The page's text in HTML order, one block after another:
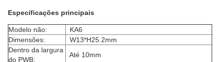
Especificações principais
Modelo não:
KA6
Dimensões:
W13*H25.2mm
Dentro da largura
do PWB:
Até 10mm